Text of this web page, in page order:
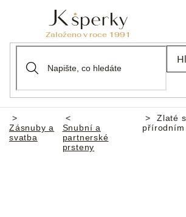
Domů
Zásnuby a
svatba
Snubní a
partnerské
prsteny
Zlaté
přírodním